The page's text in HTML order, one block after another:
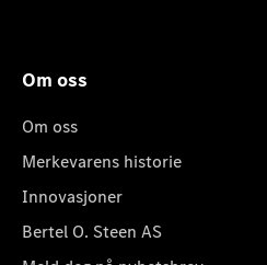
Om oss
Om oss
Merkevarens historie
Innovasjoner
Bertel O. Steen AS